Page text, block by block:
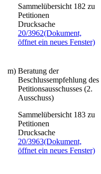
Sammelübersicht 182 zu
Petitionen
Drucksache
20/3962(Dokument,
öffnet ein neues Fenster)
m) Beratung der
Beschlussempfehlung des
Petitionsausschusses (2.
Ausschuss)
Sammelübersicht 183 zu
Petitionen
Drucksache
20/3963(Dokument,
öffnet ein neues Fenster)